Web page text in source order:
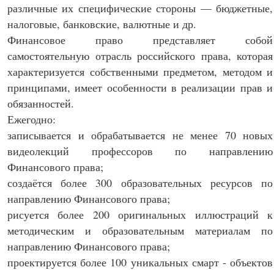
различные их специфические стороны — бюджетные,
налоговые, банковские, валютные и др.
Финансовое право представляет собой
самостоятельную отрасль российского права, которая
характеризуется собственными предметом, методом и
принципами, имеет особенности в реализации прав и
обязанностей.
Ежегодно:
записывается и обрабатывается не менее 70 новых
видеолекций профессоров по направлению
Финансового права;
создаётся более 300 образовательных ресурсов по
направлению Финансового права;
рисуется более 200 оригинальных иллюстраций к
методическим и образовательным материалам по
направлению Финансового права;
проектируется более 100 уникальных смарт - объектов